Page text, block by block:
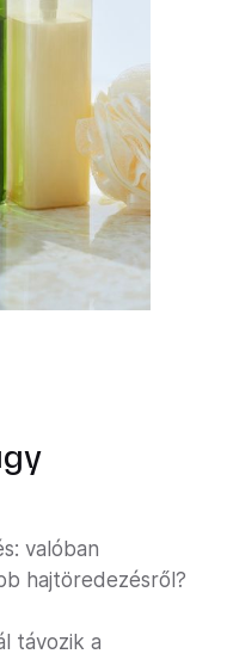
valóban
hajtöredezésről?
távozik a